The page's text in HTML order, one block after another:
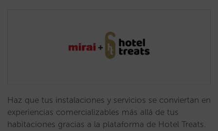
Haz que tus instalaciones y servicios se conviertan en
experiencias comercializables más allá de tus
habitaciones gracias a la plataforma de Hotel Treats.